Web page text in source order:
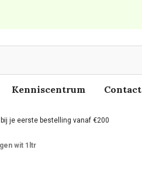
Kenniscentrum Contact
je eerste bestelling vanaf €200
wit 1ltr